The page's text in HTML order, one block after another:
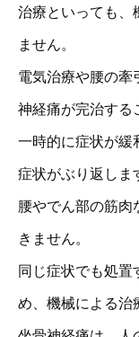
治療といっても、
ません。
電気治療や腰の牽
神経痛が完治する
一時的に症状が緩
症状がぶり返しま
腰やでん部の筋肉
きません。
同じ症状でも処置
め、機械による治